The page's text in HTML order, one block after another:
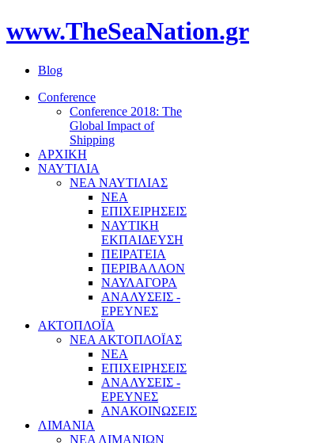
www.TheSeaNation.gr
Blog
Conference
Conference 2018: The
Global Impact of
Shipping
ΑΡΧΙΚΗ
ΝΑΥΤΙΛΙΑ
ΝΕΑ ΝΑΥΤΙΛΙΑΣ
ΝΕΑ
ΕΠΙΧΕΙΡΗΣΕΙΣ
ΝΑΥΤΙΚΗ
ΕΚΠΑΙΔΕΥΣΗ
ΠΕΙΡΑΤΕΙΑ
ΠΕΡΙΒΑΛΛΟΝ
ΝΑΥΛΑΓΟΡΑ
ΑΝΑΛΥΣΕΙΣ -
ΕΡΕΥΝΕΣ
ΑΚΤΟΠΛΟΪΑ
ΝΕΑ ΑΚΤΟΠΛΟΪΑΣ
ΝΕΑ
ΕΠΙΧΕΙΡΗΣΕΙΣ
ΑΝΑΛΥΣΕΙΣ -
ΕΡΕΥΝΕΣ
ΑΝΑΚΟΙΝΩΣΕΙΣ
ΛΙΜΑΝΙΑ
ΝΕΑ ΛΙΜΑΝΙΩΝ